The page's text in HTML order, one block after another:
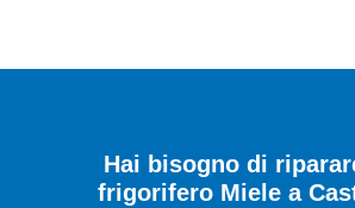
Hai bisogno di
frigorifero Miele a